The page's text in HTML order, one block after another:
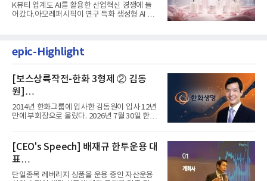
K뷰티 업계도 AI를 활용한 산업혁신 경쟁에 들
어갔다.아모레퍼시픽이 연구 특화 생성형 AI 플
epic-Highlight
[보스상륙작전-한화 3형제 ② 김동
원]
입사 12년 만에 금융계열 수장 등극
2014년 한화그룹에 입사한 김동원이 입사 12년
만에 부회장으로 올랐다. 2026년 7월 30일 한화
[CEO's Speech] 배재규 한투운용 대
표
“개별종목 레버리지 투자 지금이라도
단일종목 레버리지 상품을 운용 중인 자산운용